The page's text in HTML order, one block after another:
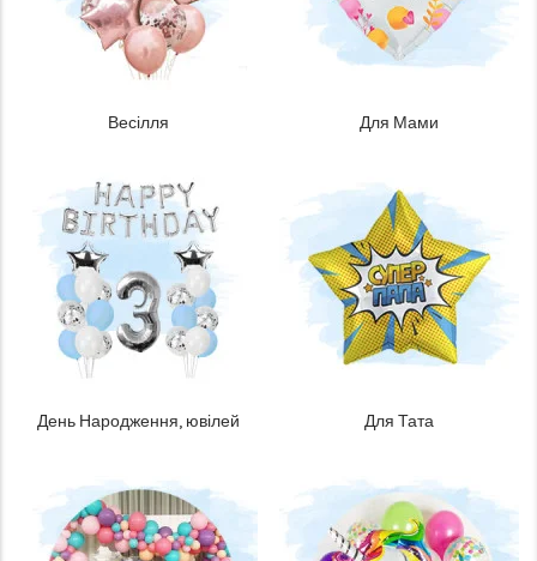
Весілля Для Мами
День Народження, ювілей Для Тата